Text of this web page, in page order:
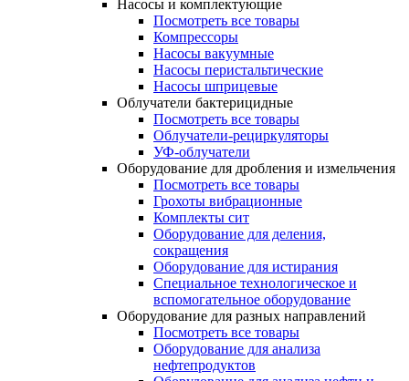
Насосы и комплектующие
Посмотреть все товары
Компрессоры
Насосы вакуумные
Насосы перистальтические
Насосы шприцевые
Облучатели бактерицидные
Посмотреть все товары
Облучатели-рециркуляторы
УФ-облучатели
Оборудование для дробления и измельчения
Посмотреть все товары
Грохоты вибрационные
Комплекты сит
Оборудование для деления,
сокращения
Оборудование для истирания
Специальное технологическое и
вспомогательное оборудование
Оборудование для разных направлений
Посмотреть все товары
Оборудование для анализа
нефтепродуктов